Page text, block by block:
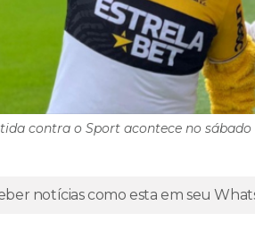
contra o Sport acontece no
notícias como esta em seu